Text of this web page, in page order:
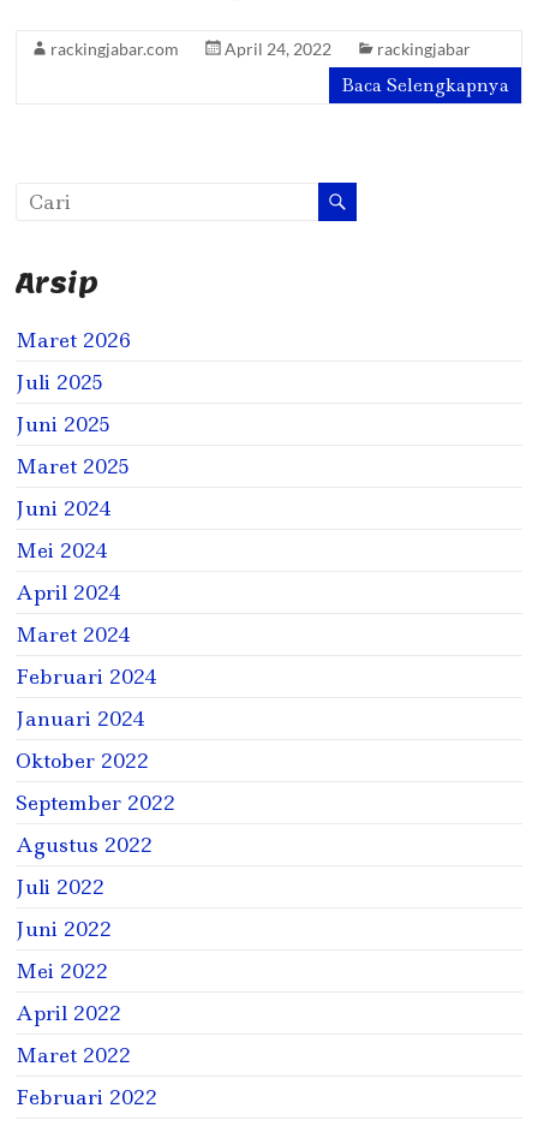
rackingjabar.com April 24, 2022 rackingjabar
Baca Selengkapnya
Arsip
Maret 2026
Juli 2025
Juni 2025
Maret 2025
Juni 2024
Mei 2024
April 2024
Maret 2024
Februari 2024
Januari 2024
Oktober 2022
September 2022
Agustus 2022
Juli 2022
Juni 2022
Mei 2022
April 2022
Maret 2022
Februari 2022